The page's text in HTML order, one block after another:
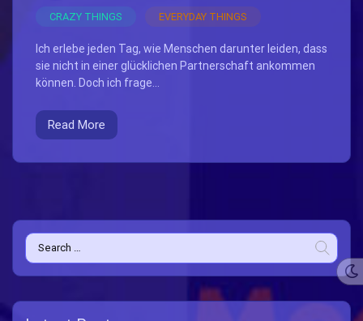
CRAZY THINGS EVERYDAY THINGS
Ich erlebe jeden Tag, wie Menschen darunter leiden, dass
sie nicht in einer glücklichen Partnerschaft ankommen
können. Doch ich frage...
Read More
Search
for: